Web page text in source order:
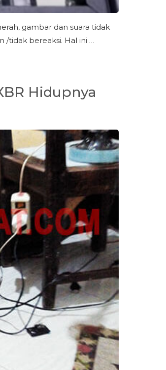
gambar dan suara tidak
tidak bereaksi. Hal ini …
Hidupnya